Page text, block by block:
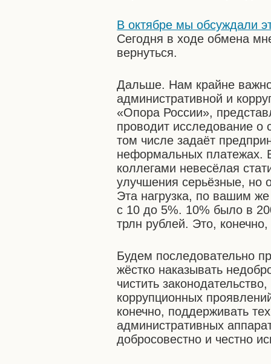
В октябре мы обсуждали
Сегодня в ходе обмена
вернуться.
Дальше. Нам крайне важно
административной и
«Опора России»,
проводит исследование о
том числе задаёт
неформальных платежах.
коллегами невесёлая
улучшения серьёзные, но
Эта нагрузка, по вашим
с 10 до 5%. 10% было в
трлн рублей. Это,
Будем последовательно
жёстко наказывать
чистить
коррупционных
конечно, поддерживать
административных
добросовестно и честно